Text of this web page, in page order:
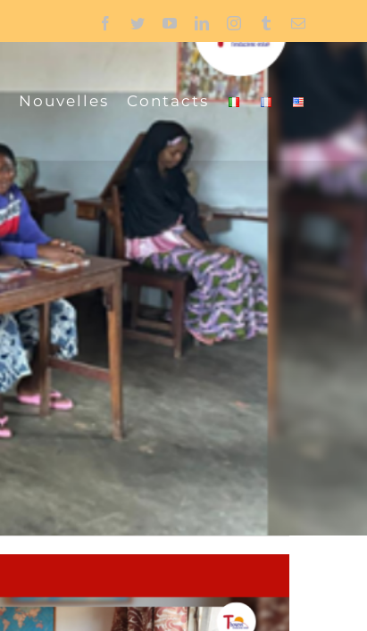
Facebook
TwitterYouTubeLinkedInInstagram
TumblrEmail
Nouvelles Contacts